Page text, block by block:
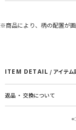
※商品により、柄の配置が
ITEM DETAIL / アイテム
返品 ・ 交換について